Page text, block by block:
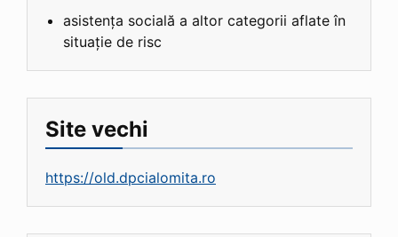
asistența socială a altor categorii aflate în
situație de risc
Site vechi
https://old.dpcialomita.ro